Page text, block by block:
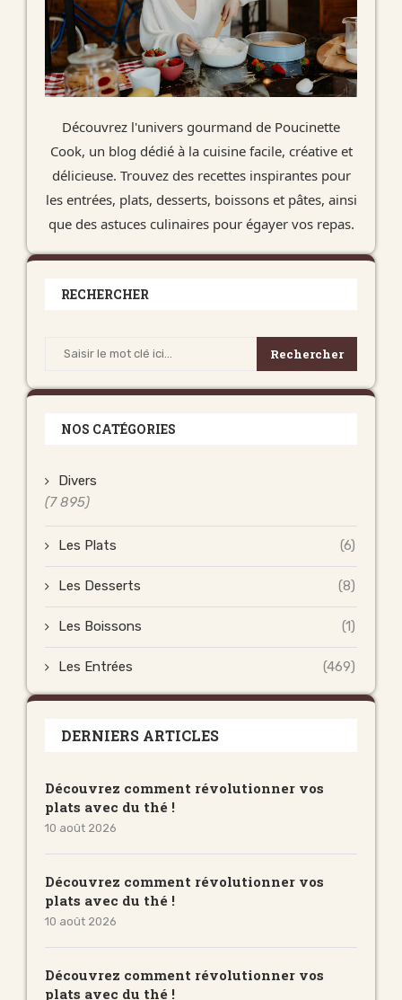
Découvrez l'univers gourmand de Poucinette
Cook, un blog dédié à la cuisine facile, créative et
délicieuse. Trouvez des recettes inspirantes pour
les entrées, plats, desserts, boissons et pâtes, ainsi
que des astuces culinaires pour égayer vos repas.
RECHERCHER
Rechercher
NOS CATÉGORIES
Divers
(7 895)
Les Plats (6)
Les Desserts (8)
Les Boissons (1)
Les Entrées (469)
DERNIERS ARTICLES
Découvrez comment révolutionner vos
plats avec du thé !
10 août 2026
Découvrez comment révolutionner vos
plats avec du thé !
10 août 2026
Découvrez comment révolutionner vos
plats avec du thé !